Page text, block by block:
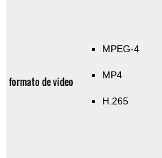
formato de video
MPEG-4
MP4
H.265